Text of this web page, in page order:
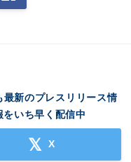
最新のプレスリリース情
をいち早く配信中
X